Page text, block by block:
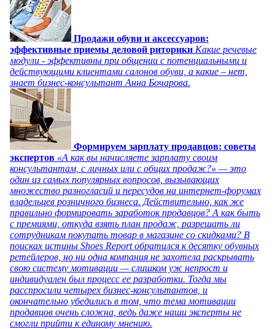
Продажи обуви и аксессуаров:
эффективные приемы деловой риторики Какие речевые
модули - эффективны при общении с потенциальными и
действующими клиентами салонов обуви, а какие – нет,
знает бизнес-консультант Анна Бочарова.
Формируем зарплату продавцов: советы
экспертов «А как вы начисляете зарплату своим
консультантам, с личных или с общих продаж?» — это
один из самых популярных вопросов, вызывающих
множество разногласий и пересудов на интернет-форумах
владельцев розничного бизнеса. Действительно, как же
правильно формировать заработок продавцов? А как быть
с премиями, откуда взять план продаж, разрешать ли
сотрудникам покупать товар в магазине со скидками? В
поисках истины Shoes Report обратился к десятку обувных
ретейлеров, но ни одна компания не захотела раскрывать
свою систему мотивации — слишком уж непрост и
индивидуален был процесс ее разработки. Тогда мы
расспросили четырех бизнес-консультантов, и
окончательно убедились в том, что тема мотивации
продавцов очень сложна, ведь даже наши эксперты не
смогли прийти к единому мнению.